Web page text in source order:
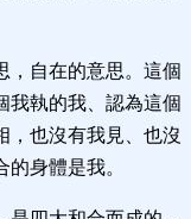
，自在的意思。這個
我執的我、認為這個
，也沒有我見、也沒
身體是我。